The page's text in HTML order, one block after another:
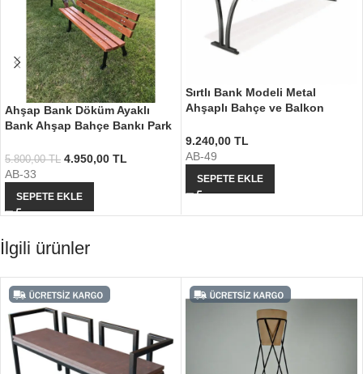
Ahşap Bank Döküm Ayaklı
Bank Ahşap Bahçe Bankı Park
5.800,00TL 4.950,00 TL
AB-33
SEPETE EKLE
Sırtlı Bank Modeli Metal
Ahşaplı Bahçe ve Balkon
9.240,00 TL
AB-49
SEPETE EKLE
İlgili ürünler